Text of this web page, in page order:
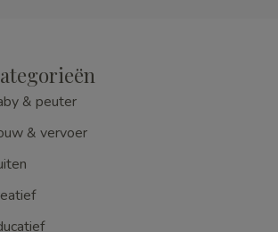
& peuter
& vervoer